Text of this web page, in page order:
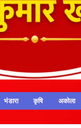
भंडारा कृषि अकोला